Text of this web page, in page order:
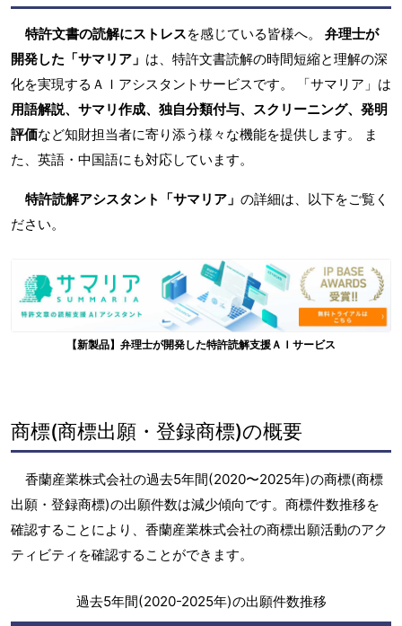
特許文書の読解にストレスを感じている皆様へ。 弁理士が
開発した「サマリア」 は、特許文書読解の時間短縮と理解の深
化を実現するＡＩアシスタントサービスです。 「サマリア」は
用語解説、サマリ作成、独自分類付与、スクリーニング、発明
評価など知財担当者に寄り添う様々な機能を提供します。 ま
た、英語・中国語にも対応しています。
特許読解アシスタント「サマリア」 の詳細は、以下をご覧く
ださい。
【新製品】弁理士が開発した特許読解支援ＡＩサービス
商標(商標出願・登録商標)の概要
香蘭産業株式会社の過去5年間(2020〜2025年)の商標(商標
出願・登録商標)の出願件数は減少傾向です。商標件数推移を
確認することにより、香蘭産業株式会社の商標出願活動のアク
ティビティを確認することができます。
過去5年間(2020-2025年)の出願件数推移